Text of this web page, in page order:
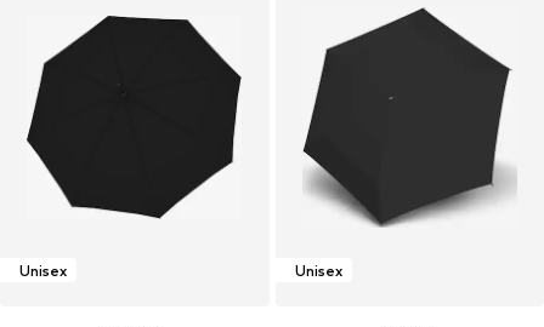
Unisex Unisex